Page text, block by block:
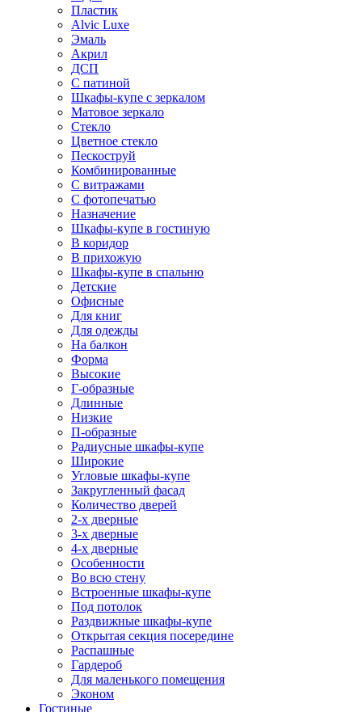
Пластик
Alvic Luxe
Эмаль
Акрил
ДСП
С патиной
Шкафы-купе с зеркалом
Матовое зеркало
Стекло
Цветное стекло
Пескоструй
Комбинированные
С витражами
С фотопечатью
Назначение
Шкафы-купе в гостиную
В коридор
В прихожую
Шкафы-купе в спальню
Детские
Офисные
Для книг
Для одежды
На балкон
Форма
Высокие
Г-образные
Длинные
Низкие
П-образные
Радиусные шкафы-купе
Широкие
Угловые шкафы-купе
Закругленный фасад
Количество дверей
2-х дверные
3-х дверные
4-х дверные
Особенности
Во всю стену
Встроенные шкафы-купе
Под потолок
Раздвижные шкафы-купе
Открытая секция посередине
Распашные
Гардероб
Для маленького помещения
Эконом
Гостиные